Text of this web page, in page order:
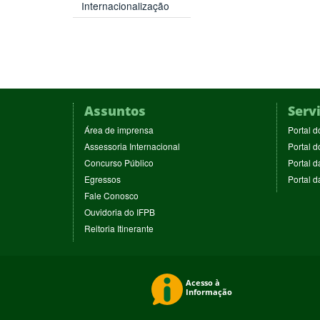
Internacionalização
Assuntos
Área de imprensa
em
nova
Assessoria Internacional
Concurso Público
Egressos(abre
nova
janela)
Fale Conosco
em
nova
janela)
Ouvidoria do IFPB(abre
Reitoria Itinerante(abre
Portal
Portal
Portal
Portal